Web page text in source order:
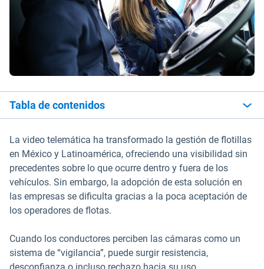
Tabla de contenidos
La video telemática ha transformado la gestión de flotillas
en México y Latinoamérica, ofreciendo una visibilidad sin
precedentes sobre lo que ocurre dentro y fuera de los
vehículos. Sin embargo, la adopción de esta solución en
las empresas se dificulta gracias a la poca aceptación de
los operadores de flotas.
Cuando los conductores perciben las cámaras como un
sistema de “vigilancia”, puede surgir resistencia,